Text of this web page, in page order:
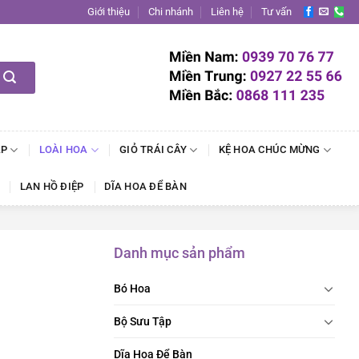
Giới thiệu Chi nhánh Liên hệ Tư vấn
LOÀI HOA GIỎ TRÁI CÂY KỆ HOA CHÚC MỪNG
LAN HỒ ĐIỆP DĨA HOA ĐỂ BÀN
Danh mục sản phẩm
Bó Hoa
Bộ Sưu Tập
Dĩa Hoa Để Bàn